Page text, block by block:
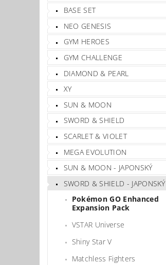
BASE SET
NEO GENESIS
GYM HEROES
GYM CHALLENGE
DIAMOND & PEARL
XY
SUN & MOON
SWORD & SHIELD
SCARLET & VIOLET
MEGA EVOLUTION
SUN & MOON - JAPONSKÝ
SWORD & SHIELD - JAPONSKÝ
Pokémon GO Enhanced
Expansion Pack
VSTAR Universe
Shiny Star V
Matchless Fighters